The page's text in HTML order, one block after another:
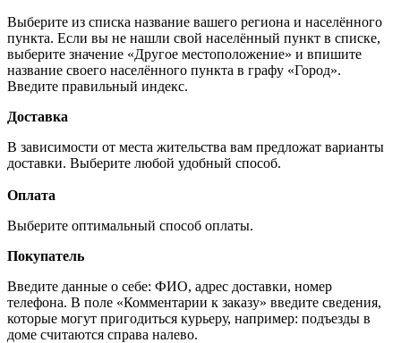
Выберите из списка название вашего региона и населённого
пункта. Если вы не нашли свой населённый пункт в списке,
выберите значение «Другое местоположение» и впишите
название своего населённого пункта в графу «Город».
Введите правильный индекс.
Доставка
В зависимости от места жительства вам предложат варианты
доставки. Выберите любой удобный способ.
Оплата
Выберите оптимальный способ оплаты.
Покупатель
Введите данные о себе: ФИО, адрес доставки, номер
телефона. В поле «Комментарии к заказу» введите сведения,
которые могут пригодиться курьеру, например: подъезды в
доме считаются справа налево.